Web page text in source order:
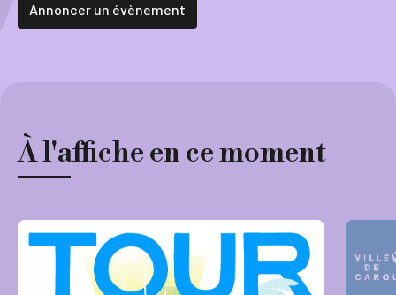
Annoncer un évènement
À l'affiche en ce moment